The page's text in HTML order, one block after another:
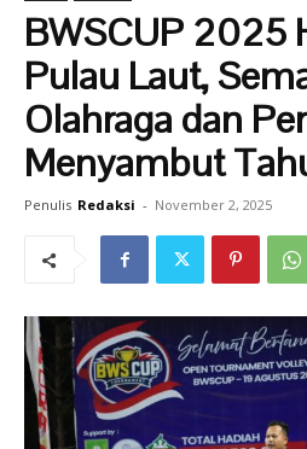
BWSCUP 2025
Pulau Laut,
Olahraga dan
Menyambut
Penulis Redaksi - November 2, 2025